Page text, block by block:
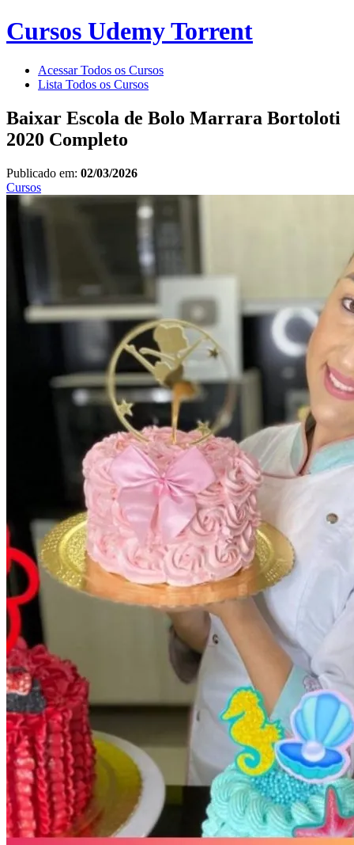
Cursos Udemy Torrent
Acessar Todos os Cursos
Lista Todos os Cursos
Baixar Escola de Bolo Marrara Bortoloti
2020 Completo
Publicado em: 02/03/2026
Cursos